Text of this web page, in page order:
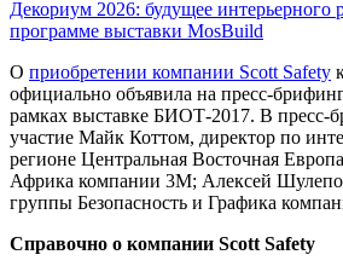
Декориум 2026: будущее интерьерного
программе выставки MosBuild
О приобретении компании Scott Safety
официально объявила на пресс-
рамках выставке БИОТ-2017. В пресс-
участие Майк Коттом, директор по
регионе Центральная Восточная
Африка компании 3М; Алексей
группы Безопасность и Графика
Справочно о компании Scott Safety